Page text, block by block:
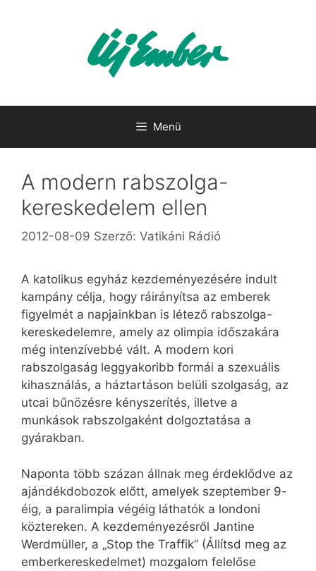
Menü
A modern rabszolga-
kereskedelem ellen
2012-08-09 Szerző: Vatikáni Rádió
A katolikus egyház kezdeményezésére indult
kampány célja, hogy ráirányítsa az emberek
figyelmét a napjainkban is létező rabszolga-
kereskedelemre, amely az olimpia időszakára
még intenzívebbé vált. A modern kori
rabszolgaság leggyakoribb formái a szexuális
kihasználás, a háztartáson belüli szolgaság, az
utcai bűnözésre kényszerítés, illetve a
munkások rabszolgaként dolgoztatása a
gyárakban.
Naponta több százan állnak meg érdeklődve az
ajándékdobozok előtt, amelyek szeptember 9-
éig, a paralimpia végéig láthatók a londoni
köztereken. A kezdeményezésről Jantine
Werdmüller, a „Stop the Traffik” (Állítsd meg az
emberkereskedelmet) mozgalom felelőse